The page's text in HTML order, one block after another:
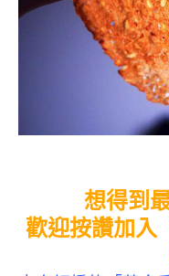
想得到
歡迎按讚加入